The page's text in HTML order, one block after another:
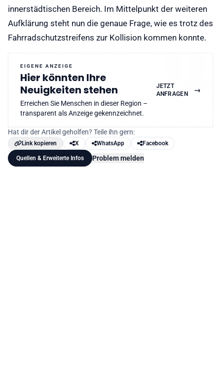
innerstädtischen Bereich. Im Mittelpunkt der weiteren
Aufklärung steht nun die genaue Frage, wie es trotz des
Fahrradschutzstreifens zur Kollision kommen konnte.
EIGENE ANZEIGE
Hier könnten Ihre
Neuigkeiten stehen
Erreichen Sie Menschen in dieser Region –
transparent als Anzeige gekennzeichnet.
JETZT
ANFRAGEN
→
Hat dir der Artikel geholfen? Teile ihn gern:
Link kopieren X WhatsApp Facebook
Quellen & Erweiterte Infos Problem melden